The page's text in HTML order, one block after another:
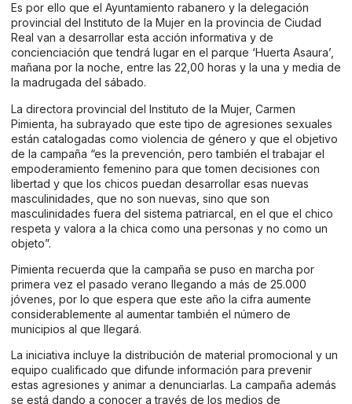
Es por ello que el Ayuntamiento rabanero y la delegación
provincial del Instituto de la Mujer en la provincia de Ciudad
Real van a desarrollar esta acción informativa y de
concienciación que tendrá lugar en el parque ‘Huerta Asaura’,
mañana por la noche, entre las 22,00 horas y la una y media de
la madrugada del sábado.
La directora provincial del Instituto de la Mujer, Carmen
Pimienta, ha subrayado que este tipo de agresiones sexuales
están catalogadas como violencia de género y que el objetivo
de la campaña “es la prevención, pero también el trabajar el
empoderamiento femenino para que tomen decisiones con
libertad y que los chicos puedan desarrollar esas nuevas
masculinidades, que no son nuevas, sino que son
masculinidades fuera del sistema patriarcal, en el que el chico
respeta y valora a la chica como una personas y no como un
objeto”.
Pimienta recuerda que la campaña se puso en marcha por
primera vez el pasado verano llegando a más de 25.000
jóvenes, por lo que espera que este año la cifra aumente
considerablemente al aumentar también el número de
municipios al que llegará.
La iniciativa incluye la distribución de material promocional y un
equipo cualificado que difunde información para prevenir
estas agresiones y animar a denunciarlas. La campaña además
se está dando a conocer a través de los medios de